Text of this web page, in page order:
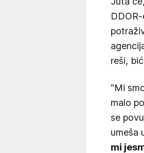
reši,
"Mi
malo
se
umeša
mi